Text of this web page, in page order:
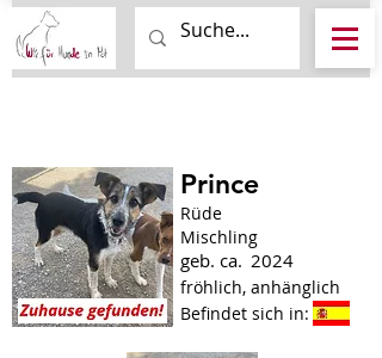
Prince
Rüde
Mischling
geb. ca. 2024
fröhlich, anhänglich
Befindet sich in: